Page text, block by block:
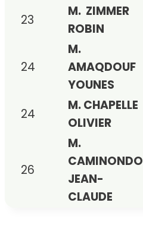
23
M. ZIMMER
ROBIN
24
M.
AMAQDOUF
YOUNES
24
M. CHAPELLE
OLIVIER
26
M.
CAMINONDO
JEAN-
CLAUDE